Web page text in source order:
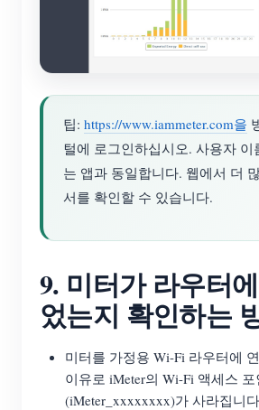
팁: https://www.iammeter.com을
털에 로그인하십시오. 사용자 이
는 앱과 동일합니다. 웹에서 더
서를 확인할 수 있습니다.
9. 미터가 라우터
었는지 확인하는
미터를 가정용 Wi-Fi 라우터에
이유로 iMeter의 Wi-Fi 액세스 포
(iMeter_xxxxxxxx)가 사라집니